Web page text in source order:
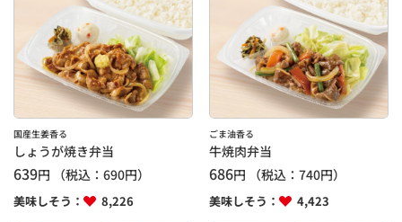
国産生姜香る
しょうが焼き弁当
639円 （税込： 690円）
美味しそう： 8,226
ごま油香る
牛焼肉弁当
686円 （税込：740円）
美味しそう： 4,423